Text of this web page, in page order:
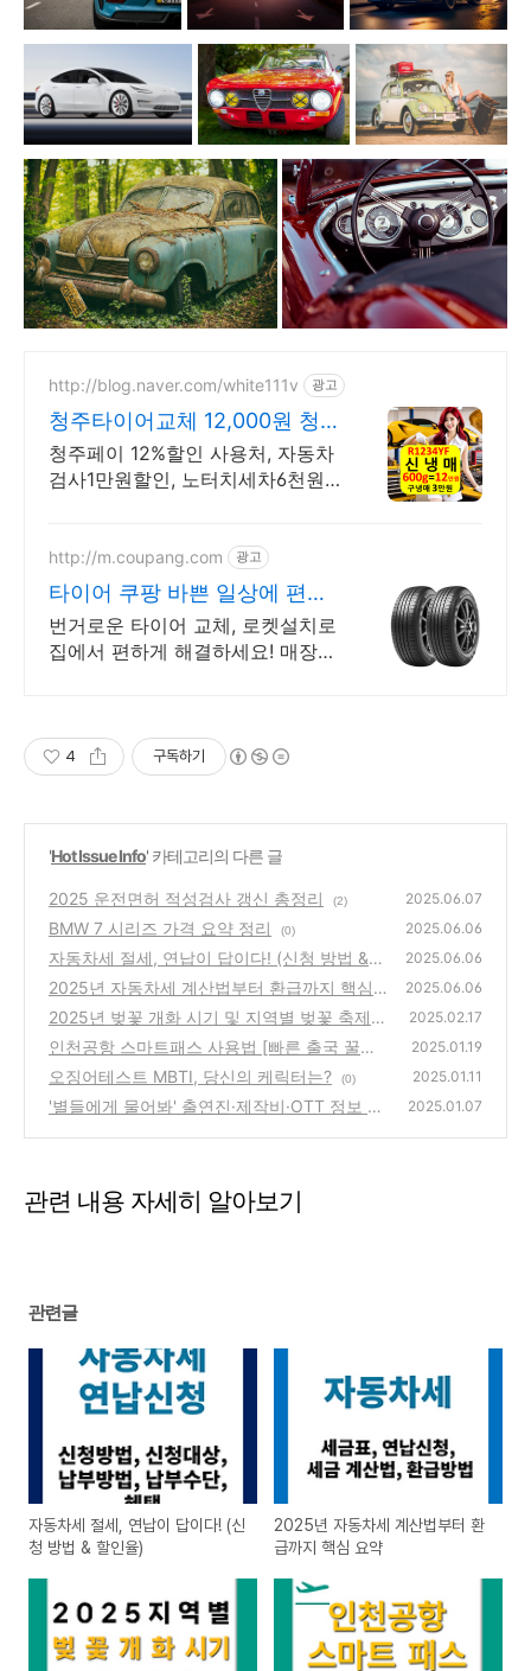
http://blog.naver.com/white111v 광고
청주타이어교체 12,000원 청
주타이어교체 12,000원
청주페이 12%할인 사용처, 자동차
검사1만원할인, 노터치세차6천원,
만원대, DPF클리닝 20만원
http://m.coupang.com 광고
타이어 쿠팡 바쁜 일상에 편리
함을 더해요
번거로운 타이어 교체, 로켓설치로
집에서 편하게 해결하세요! 매장
4 구독하기
'Hot Issue Info' 카테고리의 다른 글
2025 운전면허 적성검사 갱신 총정리 (2) 2025.06.07
BMW 7 시리즈 가격 요약 정리 (0) 2025.06.06
자동차세 절세, 연납이 답이다! (신청 방법 &
할인율)
(3)
2025.06.06
2025년 자동차세 계산법부터 환급까지 핵심
요약
(0)
2025.06.06
2025년 벚꽃 개화 시기 및 지역별 벚꽃 축제
총정리
(0)
2025.02.17
인천공항 스마트패스 사용법 [빠른 출국 꿀팁!]
(0)
2025.01.19
오징어테스트 MBTI, 당신의 케릭터는? (0) 2025.01.11
'별들에게 물어봐' 출연진·제작비·OTT 정보 총
2025.01.07
관련 내용 자세히 알아보기
관련글
자동차세 절세, 연납이 답이다! (신
청 방법 & 할인율)
2025년 자동차세 계산법부터 환
급까지 핵심 요약